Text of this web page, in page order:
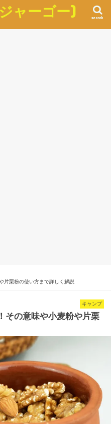
ャーゴー) search
片栗粉の使い方まで詳しく解説
キャンプ
その意味や小麦粉や片栗